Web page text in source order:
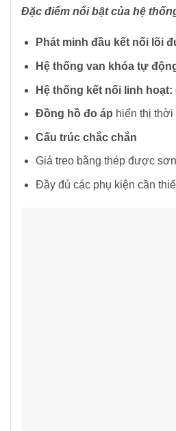
Đặc điểm nổi bật của hệ thố
Phátminh đầu kết nối lõi
Hệ thống van khóa tự
Hệ thống kết nối linh hoạt:
Đồng hồ đo áp hiển thị
Cấu trúc chắc chắn
Giá treo bằng thép được
Đầy đủ các phụ kiện cần